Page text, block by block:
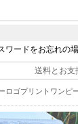
ワードをお忘れの
送料とお支
ロゴプリントワンピ